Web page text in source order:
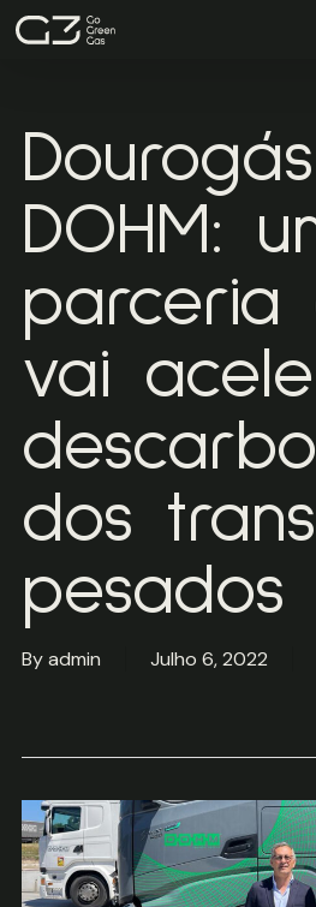
Skip
to
DOHM:
parceria
vai
dos
pesados
By admin Julho 6, 2022